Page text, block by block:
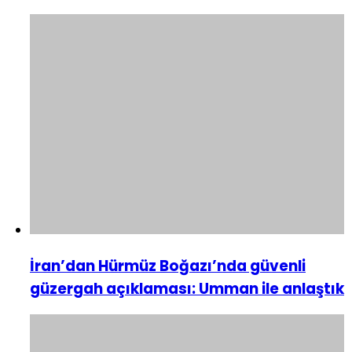
İran’dan Hürmüz Boğazı’nda güvenli
güzergah açıklaması: Umman ile anlaştık